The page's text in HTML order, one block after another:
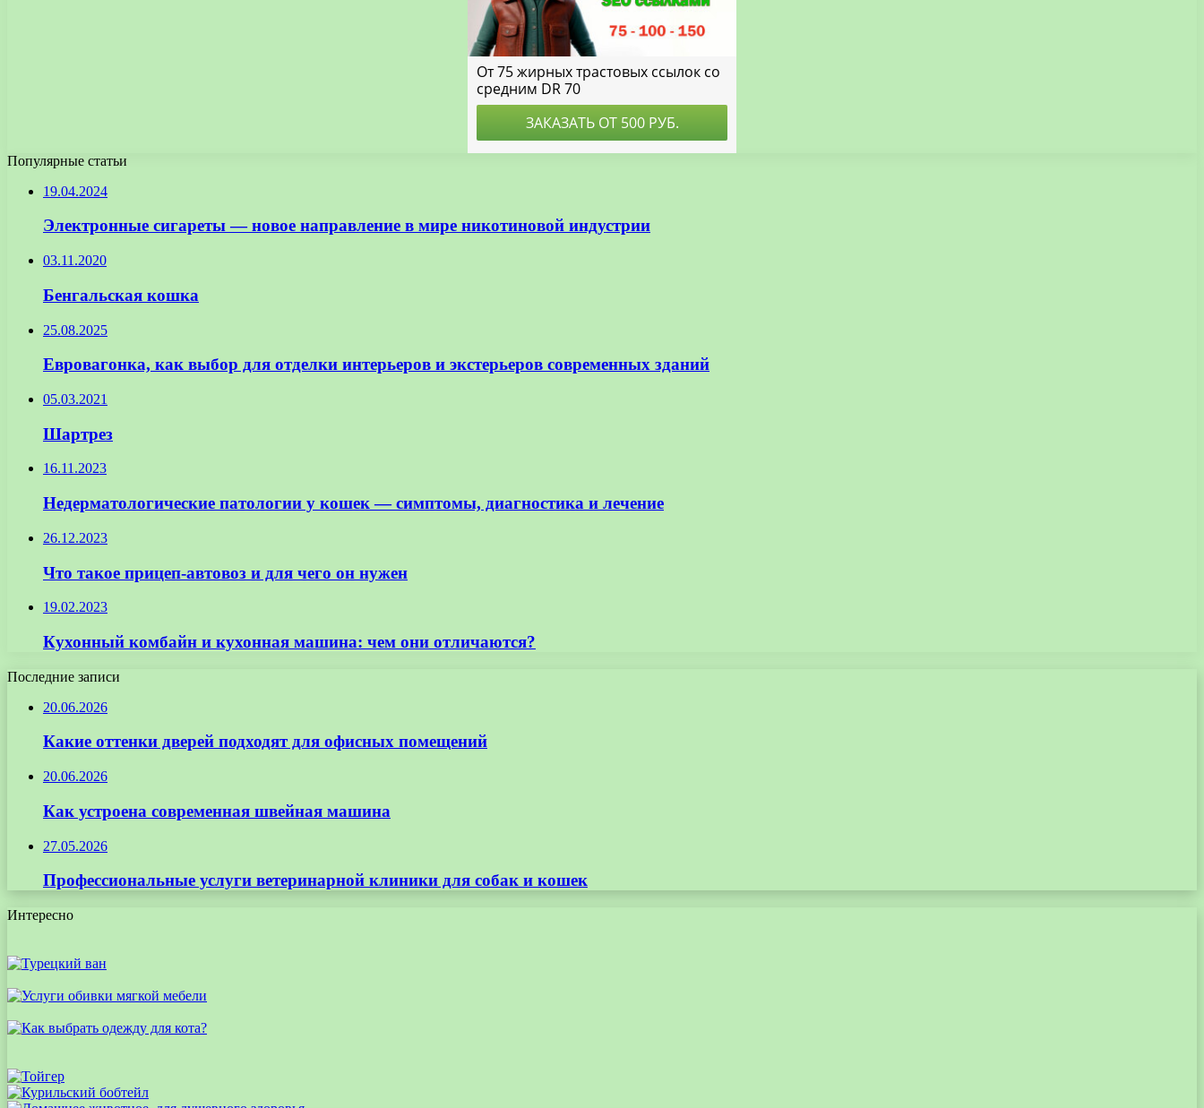
Популярные статьи
19.04.2024
Электронные сигареты — новое направление в мире никотиновой индустрии
03.11.2020
Бенгальская кошка
25.08.2025
Евровагонка, как выбор для отделки интерьеров и экстерьеров современных зданий
05.03.2021
Шартрез
16.11.2023
Недерматологические патологии у кошек — симптомы, диагностика и лечение
26.12.2023
Что такое прицеп-автовоз и для чего он нужен
19.02.2023
Кухонный комбайн и кухонная машина: чем они отличаются?
Последние записи
20.06.2026
Какие оттенки дверей подходят для офисных помещений
20.06.2026
Как устроена современная швейная машина
27.05.2026
Профессиональные услуги ветеринарной клиники для собак и кошек
Интересно